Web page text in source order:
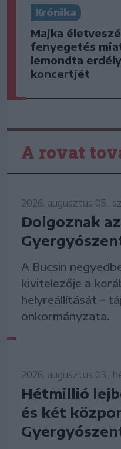
Krónika
Majka
fenyegetés
lemondta
koncertjét
A rovat
2026. augusztus 05.,
Dolgoznak
A Bucsin
kivitelezője a
helyreállítását –
önkormányzata.
2026. augusztus 03.,
Hétmillió
és két